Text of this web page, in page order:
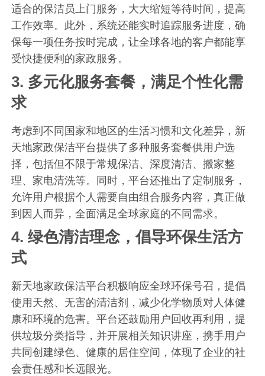
适合的保洁员上门服务，大大缩短等待时间，提高
工作效率。此外，系统还能实时追踪服务进度，确
保每一项任务按时完成，让全球各地的客户都能享
受快捷便利的家政服务。
3. 多元化服务套餐，满足个性化需
求
考虑到不同国家和地区的生活习惯和文化差异，新
天地家政保洁平台提供了多种服务套餐供用户选
择，包括但不限于常规保洁、深度清洁、搬家整
理、家电清洗等。同时，平台还推出了定制服务，
允许用户根据个人需要自由组合服务内容，真正做
到因人而异，全面满足全球家庭的不同需求。
4.绿色清洁理念，倡导环保生活方
式
新天地家政保洁平台积极响应全球环保号召，提倡
使用天然、无害的清洁剂，减少化学物质对人体健
康和环境的危害。平台还鼓励用户回收再利用，提
供垃圾分类指导，并开展相关知识讲座，携手用户
共同创建绿色、健康的居住空间，体现了企业的社
会责任感和长远眼光。